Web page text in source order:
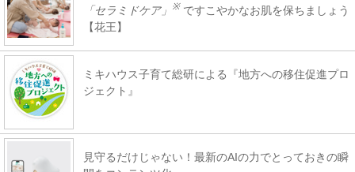
「セラミドケア」
※ ですこやかなお肌を保ちましょう
【花王】
ミキハウス子育て総研による『地方への移住促進プロ
ジェクト』
見守るだけじゃない！最新のAIの力でとっておきの瞬